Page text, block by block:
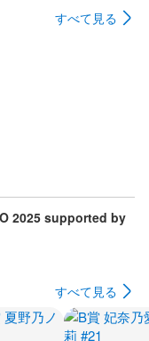
すべて見る
2025 supported by
すべて見る